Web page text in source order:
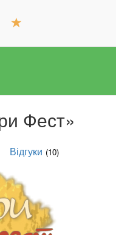
Фест»
Відгуки (10)